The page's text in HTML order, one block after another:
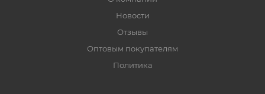
Новости
Отзывы
Оптовым покупателям
Политика